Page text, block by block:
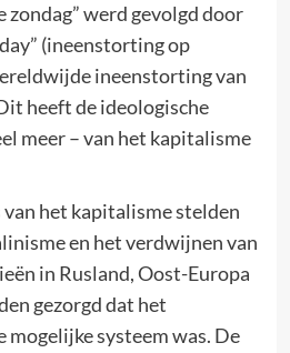
zondag” werd gevolgd door
(ineenstorting op
ineenstorting van
heeft de ideologische
meer – van het kapitalisme
het kapitalisme stelden
en het verdwijnen van
in Rusland, Oost-Europa
gezorgd dat het
mogelijke systeem was. De